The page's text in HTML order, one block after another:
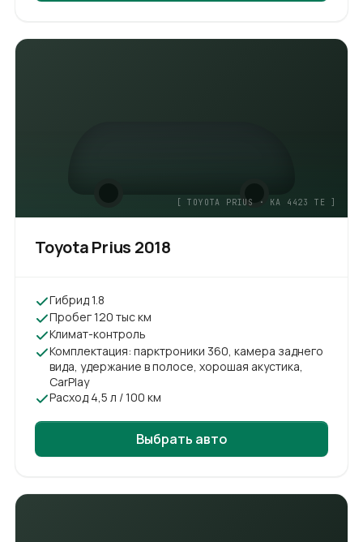
[TOYOTA PRIUS · KA 4423 TE ]
Toyota Prius 2018
Гибрид 1.8
Пробег 120 тыс км
Климат-контроль
Комплектация: парктроники 360, камера заднего
вида, удержание в полосе, хорошая акустика,
CarPlay
Расход 4,5 л / 100 км
Выбрать авто